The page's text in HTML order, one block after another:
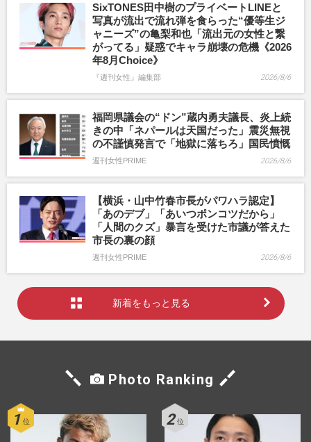
SixTONES田中樹のプライベートLINEと
写真が流出で流れ弾を食らった“優等生ジ
ャニーズ”の亀梨和也「流出元の女性と繋
がってる」疑惑でキャラ崩壊の危機《2026
年8月Choice》
『週刊女性』編集部 2026/8/6
福岡県議会の“ドン”蔵内勇夫議長、炎上続
きの中「ネパールは天国だった」震災無視
の不謹慎発言で「地獄に落ちろ」国民憤慨
週刊女性PRIME 2026/8/6
【横浜・山中竹春市長がパワハラ認定】
「あのデブ」「あいつポンコツだから」
「人間のクズ」暴言を受けた市議が答えた
市長の裏の顔
週刊女性PRIME 2026/8/6
新着をもっと見る
Photo Ranking